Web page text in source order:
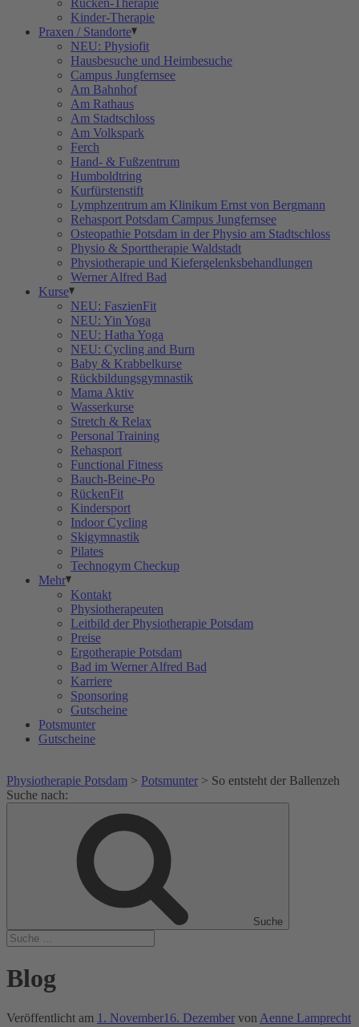
Rücken-Therapie
Kinder-Therapie
Praxen / Standorte
NEU: Physiofit
Hausbesuche und Heimbesuche
Campus Jungfernsee
Am Bahnhof
Am Rathaus
Am Stadtschloss
Am Volkspark
Ferch
Hand- & Fußzentrum
Humboldtring
Kurfürstenstift
Lymphzentrum am Klinikum Ernst von Bergmann
Rehasport Potsdam Campus Jungfernsee
Osteopathie Potsdam in der Physio am Stadtschloss
Physio & Sporttherapie Waldstadt
Physiotherapie und Kiefergelenksbehandlungen
Werner Alfred Bad
Kurse
NEU: FaszienFit
NEU: Yin Yoga
NEU: Hatha Yoga
NEU: Cycling and Burn
Baby & Krabbelkurse
Rückbildungsgymnastik
Mama Aktiv
Wasserkurse
Stretch & Relax
Personal Training
Rehasport
Functional Fitness
Bauch-Beine-Po
RückenFit
Kindersport
Indoor Cycling
Skigymnastik
Pilates
Technogym Checkup
Mehr
Kontakt
Physiotherapeuten
Leitbild der Physiotherapie Potsdam
Preise
Ergotherapie Potsdam
Bad im Werner Alfred Bad
Karriere
Sponsoring
Gutscheine
Potsmunter
Gutscheine
Physiotherapie Potsdam > Potsmunter > So entsteht der Ballenzeh
Suche nach:
Suche
Blog
Veröffentlicht am 1. November16. Dezember von Aenne Lamprecht